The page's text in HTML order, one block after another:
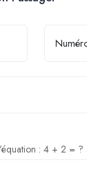
: 4 + 2 = ?